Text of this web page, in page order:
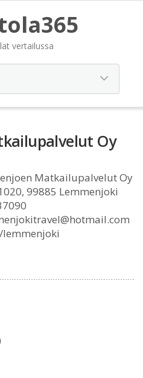
vertailussa
Oy
Matkailupalvelut Oy
99885 Lemmenjoki